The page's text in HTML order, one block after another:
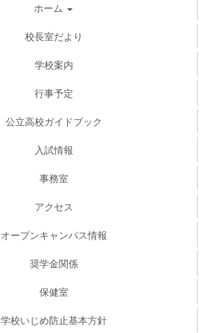
ホーム
校長室だより
学校案内
行事予定
公立高校ガイドブック
入試情報
事務室
アクセス
オープンキャンパス情報
奨学金関係
保健室
学校いじめ防止基本方針